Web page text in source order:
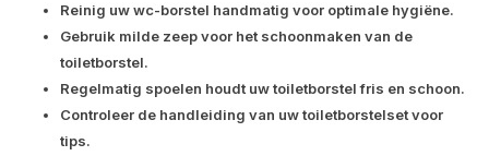
Reinig uw wc-borstel handmatig voor optimale hygiëne.
Gebruik milde zeep voor het schoonmaken van de
toiletborstel.
Regelmatig spoelen houdt uw toiletborstel fris en schoon.
Controleer de handleiding van uw toiletborstelset voor
tips.